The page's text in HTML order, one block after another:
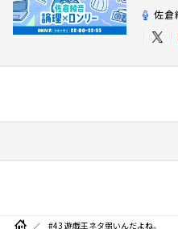
佐倉
#43 遊戯王ネタ弱いんだよね。